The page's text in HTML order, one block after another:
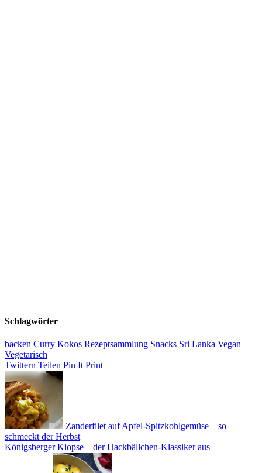
Schlagwörter
backen Curry Kokos Rezeptsammlung Snacks Sri Lanka Vegan
Vegetarisch
Twittern Teilen Pin It Print
Zanderfilet auf Apfel-Spitzkohlgemüse – so
schmeckt der Herbst
Königsberger Klopse – der Hackbällchen-Klassiker aus